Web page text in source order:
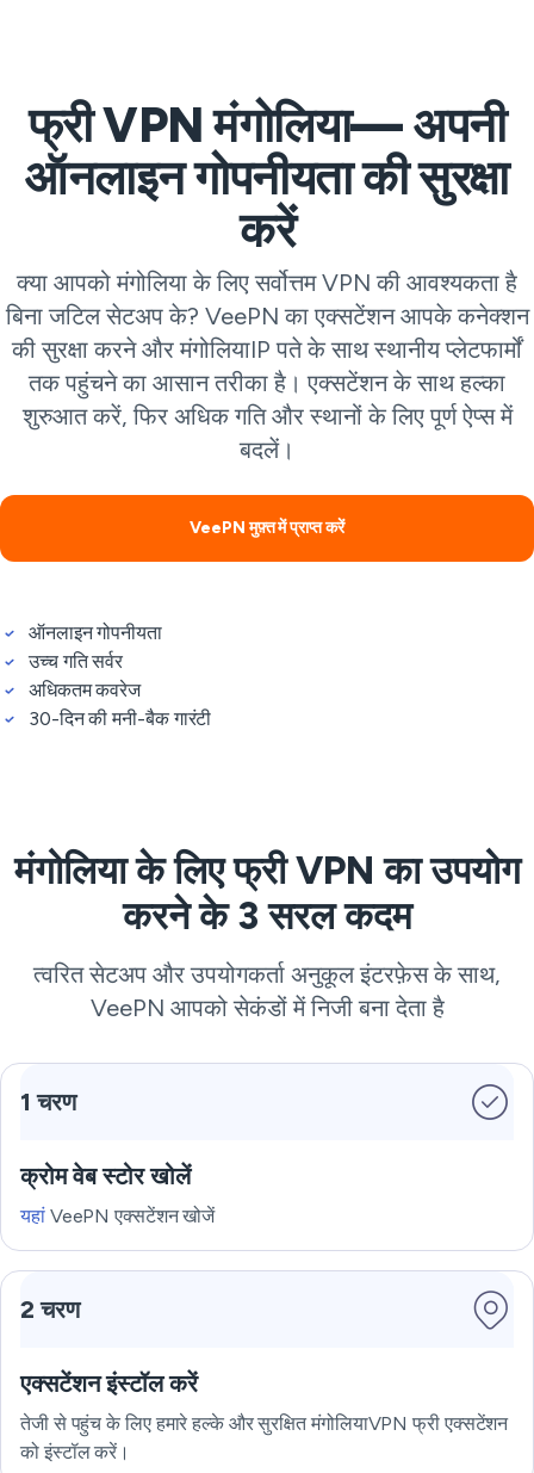
फ्री VPN मंगोलिया— अपनी
ऑनलाइन गोपनीयता की सुरक्षा
करें
क्या आपको मंगोलिया के लिए सर्वोत्तम VPN की आवश्यकता है
बिना जटिल सेटअप के? VeePN का एक्सटेंशन आपके कनेक्शन
की सुरक्षा करने और मंगोलियाIP पते के साथ स्थानीय प्लेटफार्मों
तक पहुंचने का आसान तरीका है। एक्सटेंशन के साथ हल्का
शुरुआत करें, फिर अधिक गति और स्थानों के लिए पूर्ण ऐप्स में
बदलें।
VeePN मुफ़्त में प्राप्त करें
ऑनलाइन गोपनीयता
उच्च गति सर्वर
अधिकतम कवरेज
30-दिन की मनी-बैक गारंटी
मंगोलिया के लिए फ्री VPN का उपयोग
करने के 3 सरल कदम
त्वरित सेटअप और उपयोगकर्ता अनुकूल इंटरफ़ेस के साथ,
VeePN आपको सेकंडों में निजी बना देता है
1 चरण
क्रोम वेब स्टोर खोलें
यहांVeePN एक्सटेंशन खोजें
2 चरण
एक्सटेंशन इंस्टॉल करें
तेजी से पहुंच के लिए हमारे हल्के और सुरक्षित मंगोलियाVPN फ्री एक्सटेंशन
को इंस्टॉल करें।